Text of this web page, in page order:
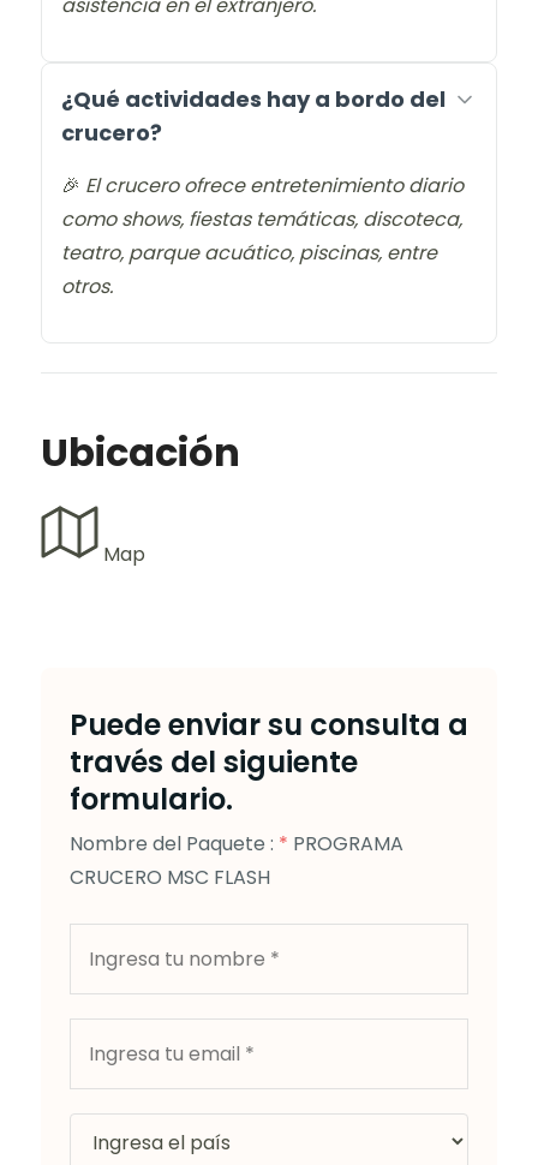
¿Qué actividades hay a bordo del
crucero?
🎉 El crucero ofrece entretenimiento diario
como shows, fiestas temáticas, discoteca,
teatro, parque acuático, piscinas, entre
otros.
Ubicación
Map
Puede enviar su consulta a
través del siguiente
formulario.
Nombre del Paquete : * PROGRAMA
CRUCERO MSC FLASH